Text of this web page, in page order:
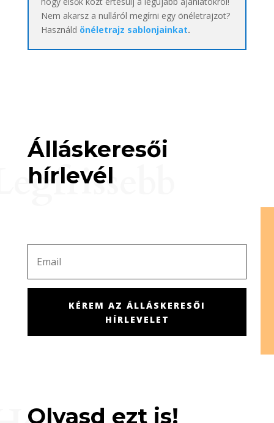
Nem akarsz a nulláról megírni egy önéletrajzot?
Használd önéletrajz sablonjainkat.
Álláskeresői
hírlevél
KÉREM AZ ÁLLÁSKERESŐI
HÍRLEVELET
Olvasd ezt is!